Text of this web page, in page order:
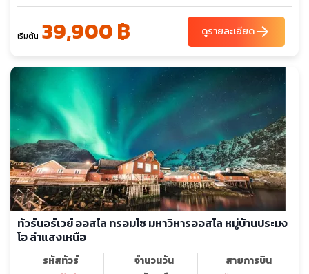
เริ่มต้น 39,900 ฿ ดูรายละเอียดarrow_forward
ทัวร์นอร์เวย์ ออสโล ทรอมโซ มหาวิหารออสโล หมู่บ้านประมง
โอ ล่าแสงเหนือ
รหัสทัวร์
จำนวนวัน
สายการบิน